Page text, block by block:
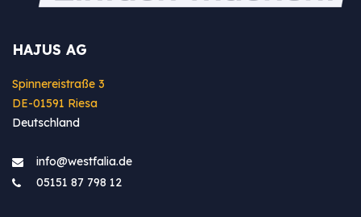
HAJUS AG
Spinnereistraße 3
DE-01591 Riesa
Deutschland
info@westfa​lia.de
05151 87 798 12